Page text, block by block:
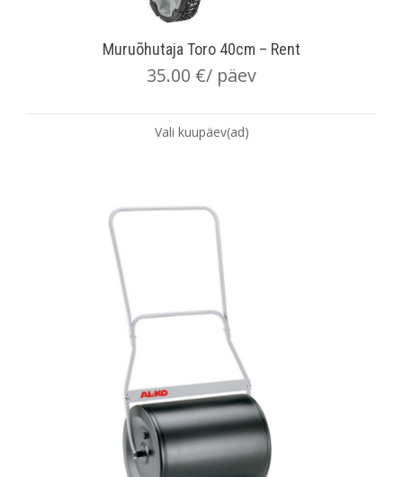
Muruõhutaja Toro 40cm – Rent
35.00 €/ päev
Vali kuupäev(ad)